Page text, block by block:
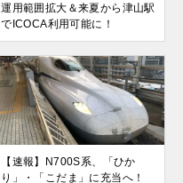
運用範囲拡大＆来夏から津山駅
でICOCA利用可能に！
【速報】N700S系、「ひか
り」・「こだま」に充当へ！